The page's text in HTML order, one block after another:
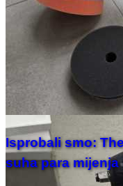
Isprobali smo:
suha para